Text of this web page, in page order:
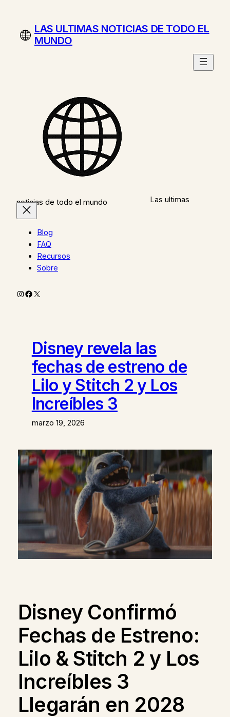
contenidoLAS ULTIMAS NOTICIAS DE TODO EL
MUNDO
Las ultimas
noticias de todo el mundo
Blog
FAQ
Recursos
Sobre
Instagram
Facebook
X
Disney revela las
fechas de estreno de
Lilo y Stitch 2 y Los
Increíbles 3
marzo 19, 2026
Disney Confirmó
Fechas de Estreno:
Lilo & Stitch 2 y Los
Increíbles 3
Llegarán en 2028